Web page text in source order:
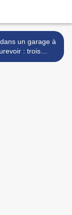
un garage à
: trois
hospitalisées